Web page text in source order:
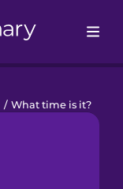
/ What time is it?